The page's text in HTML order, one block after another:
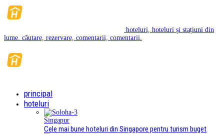
hoteluri, hoteluri și stațiuni din
lume. căutare, rezervare, comentarii, comentarii.
principal
hoteluri
Singapur
Cele mai bune hoteluri din Singapore pentru turism buget